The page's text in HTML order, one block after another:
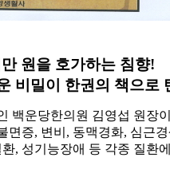
원을 호가하는 침향!
비밀이 한권의 책으로
백운당한의원 김영섭 원장
면증, 변비, 동맥경화, 심근
, 성기능장애 등 각종 질환